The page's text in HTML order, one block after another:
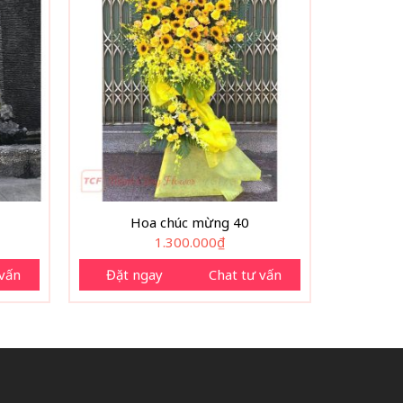
Hoa chúc mừng 40
1.300.000₫
Đặt ngay
Chat tư vấn